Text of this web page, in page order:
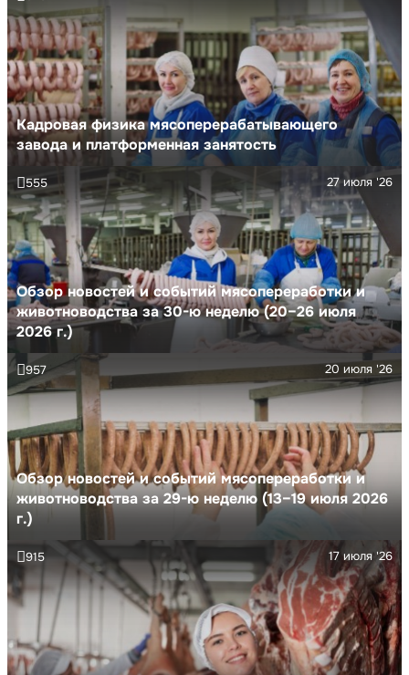
Кадровая физика мясоперерабатывающего
завода и платформенная занятость
Обзор новостей и событий мясопереработки и
животноводства за 30-ю неделю (20–26 июля
2026 г.)
27 июля '26
555
Обзор новостей и событий мясопереработки и
животноводства за 29-ю неделю (13–19 июля 2026
г.)
20 июля '26
957
17 июля '26
915